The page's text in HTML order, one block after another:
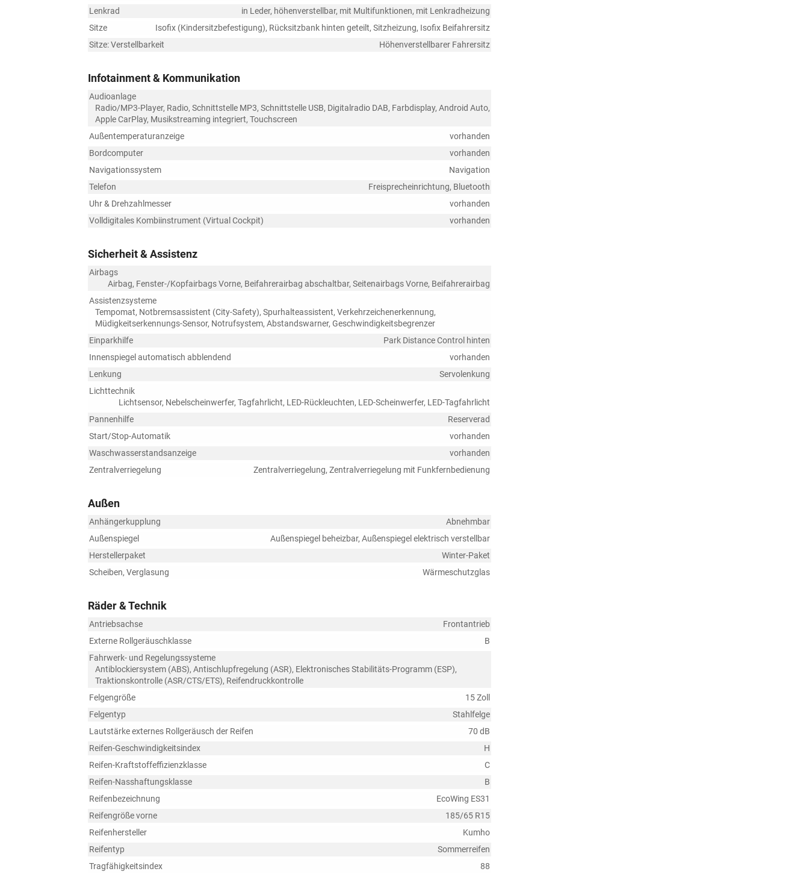
Lenkrad
in Leder, höhenverstellbar, mit Multifunktionen, mit Lenkradheizung
Sitze
Isofix (Kindersitzbefestigung), Rücksitzbank hinten geteilt, Sitzheizung, Isofix Beifahrersitz
Sitze: Verstellbarkeit
Höhenverstellbarer Fahrersitz
Infotainment & Kommunikation
Audioanlage
Radio/MP3-Player, Radio, Schnittstelle MP3, Schnittstelle USB, Digitalradio DAB, Farbdisplay, Android Auto,
Apple CarPlay, Musikstreaming integriert, Touchscreen
Außentemperaturanzeige
vorhanden
Bordcomputer
vorhanden
Navigationssystem
Navigation
Telefon
Freisprecheinrichtung, Bluetooth
Uhr & Drehzahlmesser
vorhanden
Volldigitales Kombiinstrument (Virtual Cockpit)
vorhanden
Sicherheit & Assistenz
Airbags
Airbag, Fenster-/Kopfairbags Vorne, Beifahrerairbag abschaltbar, Seitenairbags Vorne, Beifahrerairbag
Assistenzsysteme
Tempomat, Notbremsassistent (City-Safety), Spurhalteassistent, Verkehrzeichenerkennung,
Müdigkeitserkennungs-Sensor, Notrufsystem, Abstandswarner, Geschwindigkeitsbegrenzer
Einparkhilfe
Park Distance Control hinten
Innenspiegel automatisch abblendend
vorhanden
Lenkung
Servolenkung
Lichttechnik
Lichtsensor, Nebelscheinwerfer, Tagfahrlicht, LED-Rückleuchten, LED-Scheinwerfer, LED-Tagfahrlicht
Pannenhilfe
Reserverad
Start/Stop-Automatik
vorhanden
Waschwasserstandsanzeige
vorhanden
Zentralverriegelung
Zentralverriegelung, Zentralverriegelung mit Funkfernbedienung
Außen
Anhängerkupplung
Abnehmbar
Außenspiegel
Außenspiegel beheizbar, Außenspiegel elektrisch verstellbar
Herstellerpaket
Winter-Paket
Scheiben, Verglasung
Wärmeschutzglas
Räder & Technik
Antriebsachse
Frontantrieb
Externe Rollgeräuschklasse
B
Fahrwerk- und Regelungssysteme
Antiblockiersystem (ABS), Antischlupfregelung (ASR), Elektronisches Stabilitäts-Programm (ESP),
Traktionskontrolle (ASR/CTS/ETS), Reifendruckkontrolle
Felgengröße
15 Zoll
Felgentyp
Stahlfelge
Lautstärke externes Rollgeräusch der Reifen
70 dB
Reifen-Geschwindigkeitsindex
H
Reifen-Kraftstoffeffizienzklasse
C
Reifen-Nasshaftungsklasse
B
Reifenbezeichnung
EcoWing ES31
Reifengröße vorne
185/65 R15
Reifenhersteller
Kumho
Reifentyp
Sommerreifen
Tragfähigkeitsindex
88